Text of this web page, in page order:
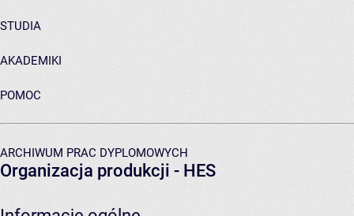
STUDIA
AKADEMIKI
POMOC
ARCHIWUM PRAC DYPLOMOWYCH
Organizacja produkcji - HES